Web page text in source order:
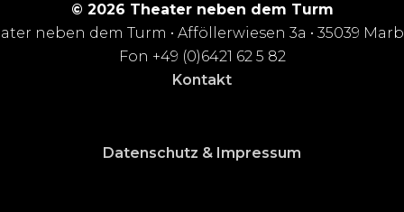
© 2026 Theater neben dem Turm
neben dem Turm • Afföllerwiesen 3a • 35039
Fon +49 (0)6421 62 5 82
Kontakt
Datenschutz & Impressum